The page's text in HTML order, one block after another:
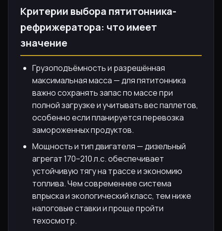
Критерии выбора пятитонника-
рефрижератора: что имеет
значение
Грузоподъёмность и разрешённая
максимальная масса — для пятитонника
важно сохранять запас по массе при
полной загрузке и учитывать вес паллетов,
особенно если планируется перевозка
замороженных продуктов.
Мощность и тип двигателя — дизельный
агрегат 170–210 л.с. обеспечивает
устойчивую тягу на трассе и экономию
топлива. Чем современнее система
впрыска и экологический класс, тем ниже
налоговые ставки и проще пройти
техосмотр.